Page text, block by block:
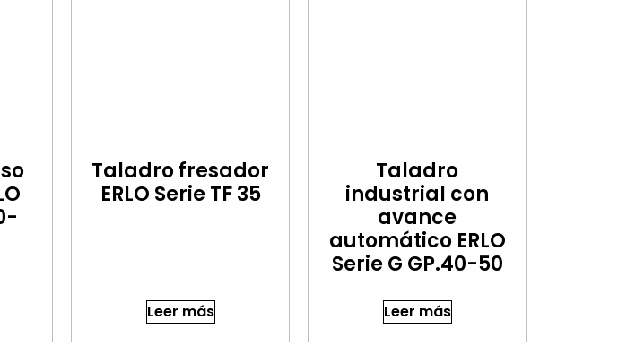
Taladro fresador
ERLO Serie TF 35
Leer más
Taladro
industrial con
avance
automático ERLO
Serie G GP.40-50
Leer más